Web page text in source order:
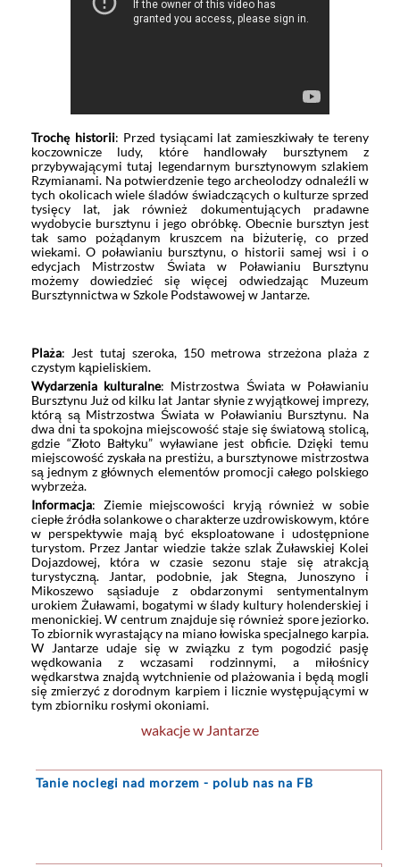
Trochę historii: Przed tysiącami lat zamieszkiwały te tereny
koczownicze ludy, które handlowały bursztynem z
przybywającymi tutaj legendarnym bursztynowym szlakiem
Rzymianami. Na potwierdzenie tego archeolodzy odnaleźli w
tych okolicach wiele śladów świadczących o kulturze sprzed
tysięcy lat, jak również dokumentujących pradawne
wydobycie bursztynu i jego obróbkę. Obecnie bursztyn jest
tak samo pożądanym kruszcem na biżuterię, co przed
wiekami. O poławianiu bursztynu, o historii samej wsi i o
edycjach Mistrzostw Świata w Poławianiu Bursztynu
możemy dowiedzieć się więcej odwiedzając Muzeum
Bursztynnictwa w Szkole Podstawowej w Jantarze.
Plaża: Jest tutaj szeroka, 150 metrowa strzeżona plaża z
czystym kąpieliskiem.
Wydarzenia kulturalne: Mistrzostwa Świata w Poławianiu
Bursztynu Już od kilku lat Jantar słynie z wyjątkowej imprezy,
którą są Mistrzostwa Świata w Poławianiu Bursztynu. Na
dwa dni ta spokojna miejscowość staje się światową stolicą,
gdzie “Złoto Bałtyku” wyławiane jest obficie. Dzięki temu
miejscowość zyskała na prestiżu, a bursztynowe mistrzostwa
są jednym z głównych elementów promocji całego polskiego
wybrzeża.
Informacja: Ziemie miejscowości kryją również w sobie
ciepłe źródła solankowe o charakterze uzdrowiskowym, które
w perspektywie mają być eksploatowane i udostępnione
turystom. Przez Jantar wiedzie także szlak Żuławskiej Kolei
Dojazdowej, która w czasie sezonu staje się atrakcją
turystyczną. Jantar, podobnie, jak Stegna, Junoszyno i
Mikoszewo sąsiaduje z obdarzonymi sentymentalnym
urokiem Żuławami, bogatymi w ślady kultury holenderskiej i
menonickiej. W centrum znajduje się również spore jeziorko.
To zbiornik wyrastający na miano łowiska specjalnego karpia.
W Jantarze udaje się w związku z tym pogodzić pasję
wędkowania z wczasami rodzinnymi, a miłośnicy
wędkarstwa znajdą wytchnienie od plażowania i będą mogli
się zmierzyć z dorodnym karpiem i licznie występującymi w
tym zbiorniku rosłymi okoniami.
wakacje w Jantarze
Tanie noclegi nad morzem - polub nas na FB